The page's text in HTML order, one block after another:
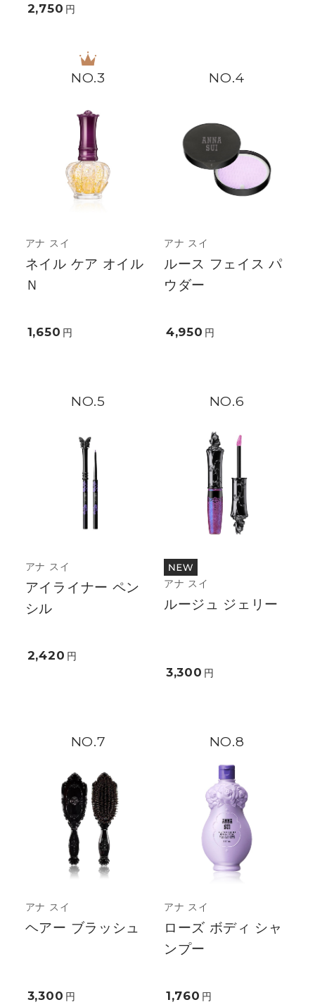
2,750 円
3
アナ スイ
ネイル ケア オイル
Ｎ
1,650 円
4
アナ スイ
ルース フェイス パ
ウダー
4,950 円
5
アナ スイ
アイライナー ペン
シル
2,420 円
6
アナ スイ
ルージュ ジェリー
3,300 円
7
アナ スイ
ヘアー ブラッシュ
3,300 円
8
アナ スイ
ローズ ボディ シャ
ンプー
1,760 円